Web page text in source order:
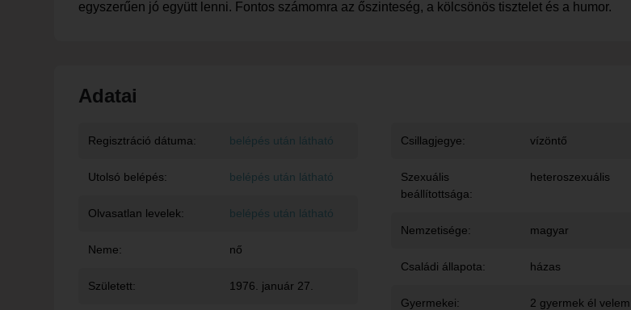
egyszerűen jó együtt lenni. Fontos számomra az őszinteség, a kölcsönös tisztelet és a humor.
Adatai
Regisztráció dátuma: belépés után látható
Utolsó belépés: belépés után látható
Olvasatlan levelek: belépés után látható
Neme: nő
Született: 1976. január 27.
Csillagjegye: vízöntő
Szexuális
beállítottsága:
heteroszexuális
Nemzetisége: magyar
Családi állapota: házas
Gyermekei: 2 gyermek él velem